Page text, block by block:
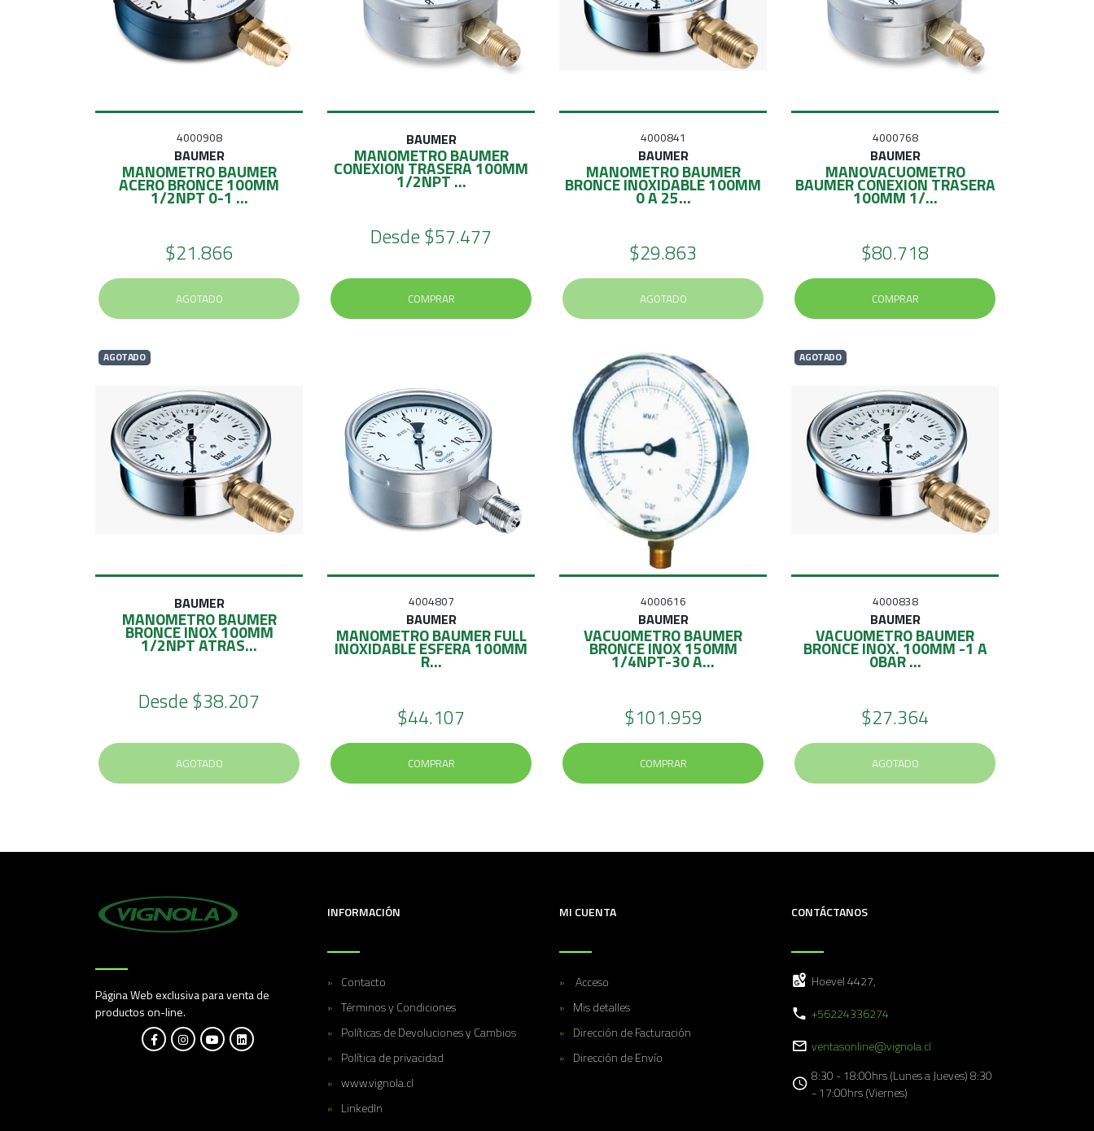
4000908
BAUMER
MANOMETRO BAUMER
ACERO BRONCE 100MM
1/2NPT 0-1 ...
$21.866
AGOTADO
BAUMER
MANOMETRO BAUMER
CONEXION TRASERA 100MM
1/2NPT ...
Desde$57.477
COMPRAR
4000841
BAUMER
MANOMETRO BAUMER
BRONCE INOXIDABLE 100MM
0 A 25...
$29.863
AGOTADO
4000768
BAUMER
MANOVACUOMETRO
BAUMER CONEXION TRASERA
100MM 1/...
$80.718
COMPRAR
AGOTADO
BAUMER
MANOMETRO BAUMER
BRONCE INOX 100MM
1/2NPT ATRAS...
Desde$38.207
AGOTADO
4004807
BAUMER
MANOMETRO BAUMER FULL
INOXIDABLE ESFERA 100MM
R...
$44.107
COMPRAR
4000616
BAUMER
VACUOMETRO BAUMER
BRONCE INOX 150MM
1/4NPT-30 A...
$101.959
COMPRAR
AGOTADO
4000838
BAUMER
VACUOMETRO BAUMER
BRONCE INOX. 100MM -1 A
0BAR ...
$27.364
AGOTADO
Página Web exclusiva para venta de
productos on-line.
INFORMACIÓN
Contacto
Términos y Condiciones
Políticas de Devoluciones y Cambios
Política de privacidad
www.vignola.cl
LinkedIn
MI CUENTA
Acceso
Mis detalles
Dirección de Facturación
Dirección de Envío
CONTÁCTANOS
Hoevel 4427,
+56224336274
ventasonline@vignola.cl
8:30 - 18:00hrs (Lunes a Jueves) 8:30
- 17:00hrs (Viernes)